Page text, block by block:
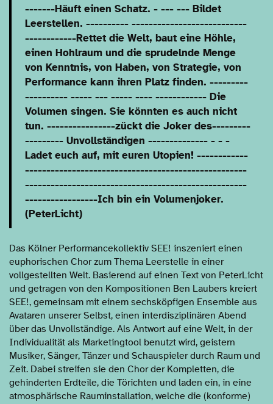
-------Häuft einen Schatz. - --- --- Bildet
Leerstellen. ---------- ---------------------------
------------Rettet die Welt, baut eine Höhle,
einen Hohlraum und die sprudelnde Menge
von Kenntnis, von Haben, von Strategie, von
Performance kann ihren Platz finden. ---------
---------- ----- --- ----- ---- ------------ Die
Volumen singen. Sie könnten es auch nicht
tun. ----------------zückt die Joker des---------
--------- Unvollständigen -------------- - - -
Ladet euch auf, mit euren Utopien! ------------
----------------------------------------------------
----------------------------------------------------
-----------------Ich bin ein Volumenjoker.
(PeterLicht)
Das Kölner Performancekollektiv SEE! inszeniert einen
euphorischen Chor zum Thema Leerstelle in einer
vollgestellten Welt. Basierend auf einen Text von PeterLicht
und getragen von den Kompositionen Ben Laubers kreiert
SEE!, gemeinsam mit einem sechsköpfigen Ensemble aus
Avataren unserer Selbst, einen interdisziplinären Abend
über das Unvollständige. Als Antwort auf eine Welt, in der
Individualität als Marketingtool benutzt wird, geistern
Musiker, Sänger, Tänzer und Schauspieler durch Raum und
Zeit. Dabei streifen sie den Chor der Kompletten, die
gehinderten Erdteile, die Törichten und laden ein, in eine
atmosphärische Rauminstallation, welche die (konforme)